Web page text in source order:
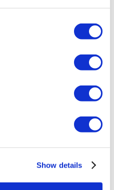
Show details
Gruppe A (Zertifikatsnummer:
einer im
Gesundheitseinrichtung